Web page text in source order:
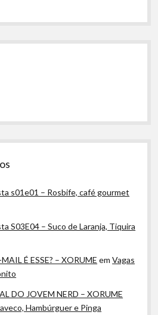
s01e01 – Rosbife, café gourmet
S03E04 – Suco de Laranja, Tiquira
É ESSE? – XORUME emVagas
DO JOVEM NERD – XORUME
Hambúrguer e Pinga